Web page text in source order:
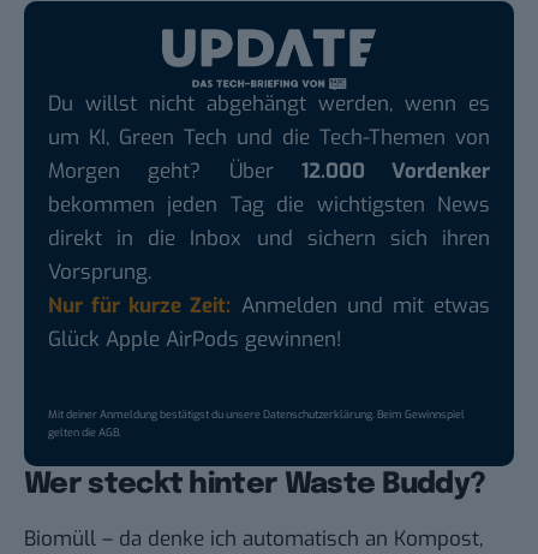
Du willst nicht abgehängt werden, wenn es
um KI, Green Tech und die Tech-Themen von
Morgen geht? Über 12.000 Vordenker
bekommen jeden Tag die wichtigsten News
direkt in die Inbox und sichern sich ihren
Vorsprung.
Nur für kurze Zeit: Anmelden und mit etwas
Glück Apple AirPods gewinnen!
Mit deiner Anmeldung bestätigst du unsereDatenschutzerklärung. Beim Gewinnspiel
gelten dieAGB.
Wer steckt hinter Waste Buddy?
Biomüll – da denke ich automatisch an Kompost,